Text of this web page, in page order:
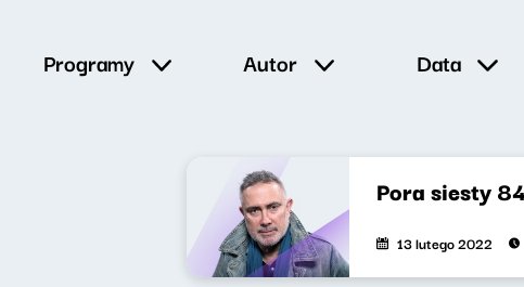
Programy Autor Data
Pora siesty
13 lutego 2022